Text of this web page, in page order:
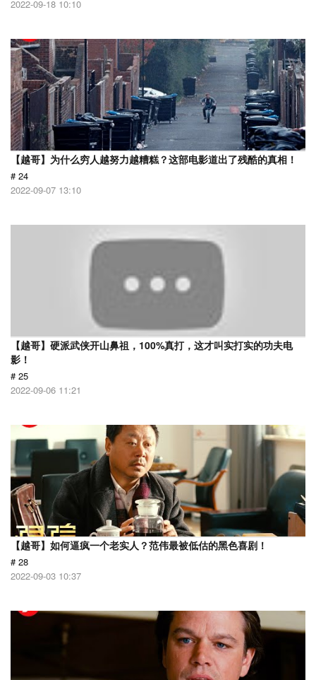
2022-09-18 10:10
【越哥】为什么穷人越努力越糟糕？这部电影道出了残酷的真相！
# 24
2022-09-07 13:10
【越哥】硬派武侠开山鼻祖，100%真打，这才叫实打实的功夫电
影！
# 25
2022-09-06 11:21
【越哥】如何逼疯一个老实人？范伟最被低估的黑色喜剧！
# 28
2022-09-03 10:37